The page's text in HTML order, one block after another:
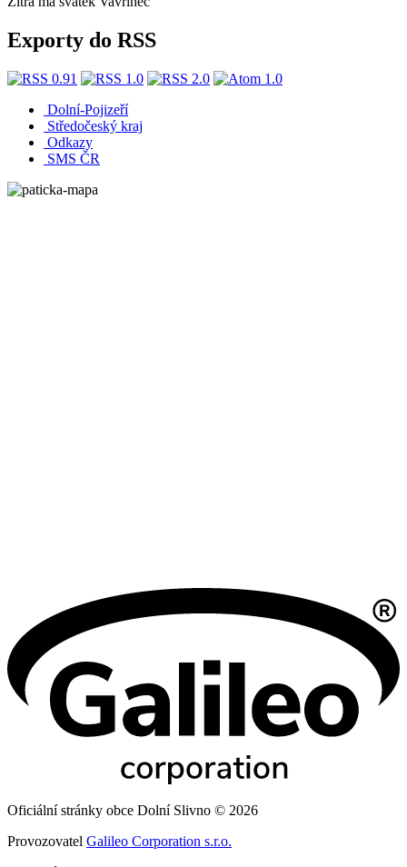
Exporty do RSS
Dolní-Pojizeří
Středočeský kraj
Odkazy
SMS ČR
Oficiální stránky obce Dolní Slivno © 2026
Provozovatel Galileo Corporation s.r.o.